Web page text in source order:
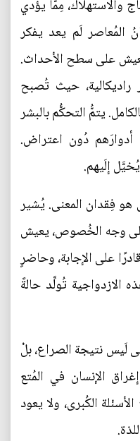
والاستهلاك، مِمَّا يؤدي
المُعاصر لَم يعد يفكر
على سطح الأحداث.
حيث تُصبح
يتمُّ التحكُّم بالبشر
أدوارَهم دُون اعتراض.
إلَيهم.
فِقدان المعنى. يُشير
على وجه الخُصوص، يعيش
على الإجابة، وحاضرٍ
الازدواجية تُولِّد حالةً
لَيس نتيجة الصراع، بلْ
الإنسان في المُتع
الكُبرى، ولا يعود